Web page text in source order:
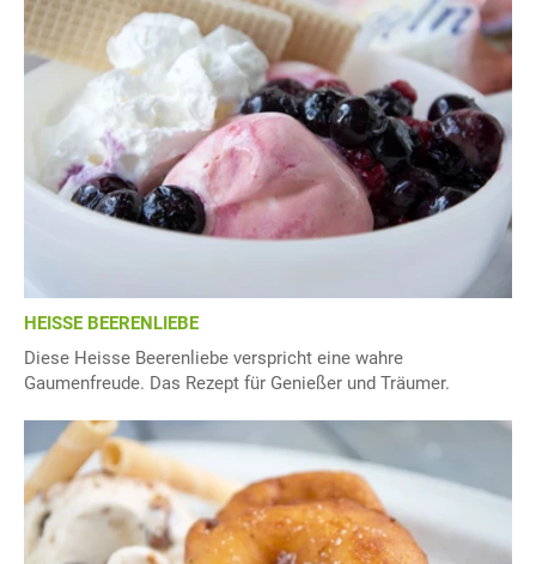
HEISSE BEERENLIEBE
Diese Heisse Beerenliebe verspricht eine wahre
Gaumenfreude. Das Rezept für Genießer und Träumer.